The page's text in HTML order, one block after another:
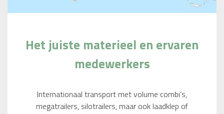
Het juiste materieel en ervaren
medewerkers
Internationaal transport met volume combi’s,
megatrailers, silotrailers, maar ook laadklep of